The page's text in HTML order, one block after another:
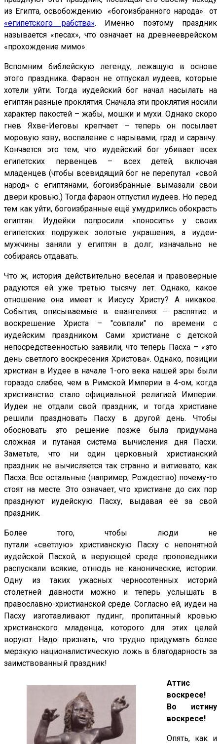
из Египта, освобождению «богоизбранного народа» от
«египетского рабства». Именно поэтому праздник
называется «песах», что означает на древнееврейском
«прохождение мимо».
Вспомним библейскую легенду, лежащую в основе
этого праздника. Фараон не отпускал иудеев, которые
хотели уйти. Тогда иудейский бог начал насылать на
египтян разные проклятия. Сначала эти проклятия носили
характер пакостей – жабы, мошки и мухи. Однако скоро
гнев Яхве-Иеговы крепчает – теперь он посылает
моровую язву, воспаление с нарывами, град и саранчу.
Кончается это тем, что иудейский бог убивает всех
египетских первенцев – всех детей, включая
младенцев (чтобы всевидящий бог не перепутал «свой
народ» с египтянами, богоизбранные вымазали свои
двери кровью.) Тогда фараон отпустил иудеев. Но перед
тем как уйти, богоизбранные ещё умудрились обокрасть
египтян. Иудейки попросили «поносить» у своих
египетских подружек золотые украшения, а иудеи-
мужчины заняли у египтян в долг, изначально не
собираясь отдавать.
Что ж, история действительно весёлая и правоверные
радуются ей уже третью тысячу лет. Однако, какое
отношение она имеет к Иисусу Христу? А никакое.
События, описываемые в евангелиях – распятие и
воскрешение Христа – "совпали" по времени с
иудейским праздником. Сами христиане с детской
непосредственностью заявили, что теперь Пасха – «это
день светлого воскресения Христова». Однако, позиции
христиан в Иудее в начале 1-ого века нашей эры были
гораздо слабее, чем в Римской Империи в 4-ом, когда
христианство стало официальной религией Империи.
Иудеи не отдали свой праздник, и тогда христиане
решили праздновать Пасху в другой день. Чтобы
обосновать это решение позже была придумана
сложная и путаная система вычисления дня Пасхи.
Заметьте, что ни один церковный христианский
праздник не вычисляется так странно и витиевато, как
Пасха. Все остальные (например, Рождество) почему-то
стоят на месте. Это означает, что христиане до сих пор
празднуют иудейскую Пасху, выдавая её за свой
праздник.
Более того, чтобы люди не
путали «светлую» христианскую Пасху с непонятной
иудейской Пасхой, в верующей среде проповедники
распускали всякие, отнюдь не канонические, истории.
Одну из таких ужасных черносотенных историй
столетней давности можно и теперь услышать в
православно-христианской среде. Согласно ей, иудеи на
Пасху изготавливают пудинг, пропитанный кровью
христианского младенца, которого для этих целей
воруют. Надо признать, что трудно придумать более
мерзкую националистическую ложь в благодарность за
заимствованный праздник!
Аттис
воскресе!
Во истину
воскресе!
Опять, как и